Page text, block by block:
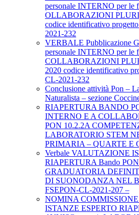
personale INTERNO per le
OLLABORAZIONI
codice identificativo
2021-232
VERBALE Pubblicazione
personale INTERNO per le
COLLABORAZIONI
2020 codice identificativo
CL-2021-232
Conclusione attività Pon –
Naturalista – sezione
RIAPERTURA BANDO
INTERNO E A
PON 10.2.2A
LABORATORIO STEM
PRIMARIA – QUARTE E
Verbale VALUTAZIONE
RIAPERTURA Bando
GRADUATORIA
DI SUONODANZA NEL
FSEPON-CL-2021-207 –
NOMINA
ISTANZE ESPERTO